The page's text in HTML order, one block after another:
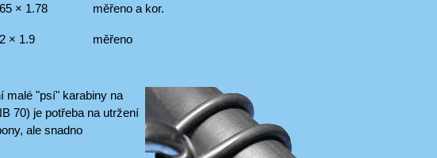
× 1.78 měřeno a kor.
× 1.9 měřeno
malé "psí" karabiny na
70) je potřeba na utržení
ale snadno